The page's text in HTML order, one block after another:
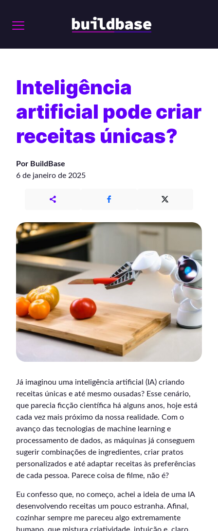
Inteligência
artificial pode criar
receitas únicas?
Por BuildBase
6 de janeiro de 2025
Já imaginou uma inteligência artificial (IA) criando
receitas únicas e até mesmo ousadas? Esse cenário,
que parecia ficção científica há alguns anos, hoje está
cada vez mais próximo da nossa realidade. Com o
avanço das tecnologias de machine learning e
processamento de dados, as máquinas já conseguem
sugerir combinações de ingredientes, criar pratos
personalizados e até adaptar receitas às preferências
de cada pessoa. Parece coisa de filme, não é?
Eu confesso que, no começo, achei a ideia de uma IA
desenvolvendo receitas um pouco estranha. Afinal,
cozinhar sempre me pareceu algo extremamente
humano, que mistura criatividade, intuição e, claro,